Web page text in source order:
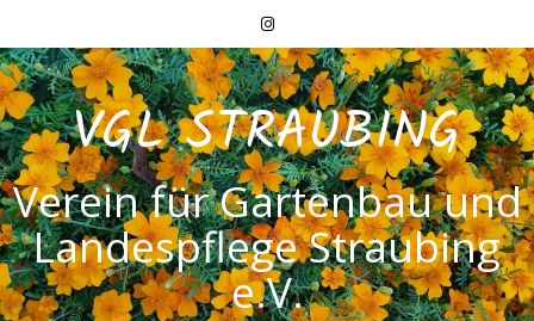
VGL STRAUBING
Verein für Gartenbau und
Landespflege Straubing
e.V.